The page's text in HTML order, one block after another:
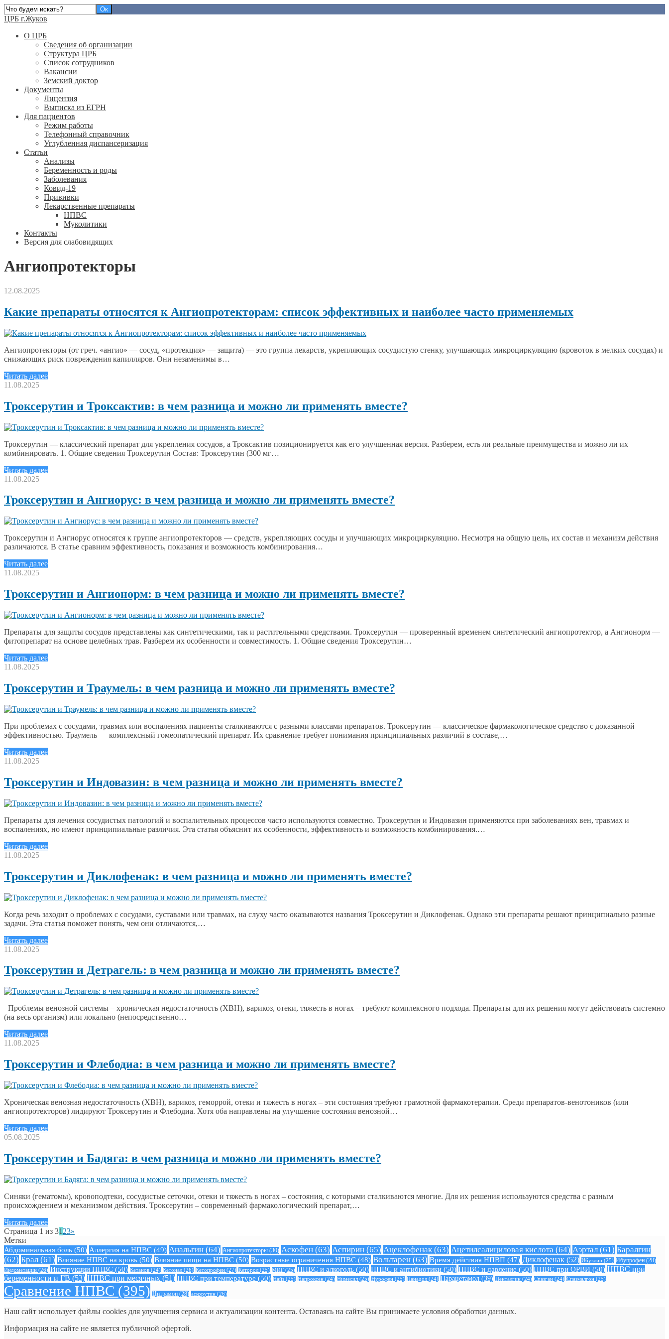
ЦРБ г.Жуков
О ЦРБ
Сведения об организации
Структура ЦРБ
Список сотрудников
Вакансии
Земский доктор
Документы
Лицензия
Выписка из ЕГРН
Для пациентов
Режим работы
Телефонный справочник
Углубленная диспансеризация
Статьи
Анализы
Беременность и роды
Заболевания
Ковид-19
Прививки
Лекарственные препараты
НПВС
Муколитики
Контакты
Версия для слабовидящих
Ангиопротекторы
12.08.2025
Какие препараты относятся к Ангиопротекторам: список эффективных и наиболее часто применяемых
Ангиопротекторы (от греч. «ангио» — сосуд, «протекция» — защита) — это группа лекарств, укрепляющих сосудистую стенку, улучшающих микроциркуляцию (кровоток в мелких сосудах) и
снижающих риск повреждения капилляров. Они незаменимы в…
Читать далее
11.08.2025
Троксерутин и Троксактив: в чем разница и можно ли применять вместе?
Троксерутин — классический препарат для укрепления сосудов, а Троксактив позиционируется как его улучшенная версия. Разберем, есть ли реальные преимущества и можно ли их
комбинировать. 1. Общие сведения Троксерутин Состав: Троксерутин (300 мг…
Читать далее
11.08.2025
Троксерутин и Ангиорус: в чем разница и можно ли применять вместе?
Троксерутин и Ангиорус относятся к группе ангиопротекторов — средств, укрепляющих сосуды и улучшающих микроциркуляцию. Несмотря на общую цель, их состав и механизм действия
различаются. В статье сравним эффективность, показания и возможность комбинирования…
Читать далее
11.08.2025
Троксерутин и Ангионорм: в чем разница и можно ли применять вместе?
Препараты для защиты сосудов представлены как синтетическими, так и растительными средствами. Троксерутин — проверенный временем синтетический ангиопротектор, а Ангионорм —
фитопрепарат на основе целебных трав. Разберем их особенности и совместимость. 1. Общие сведения Троксерутин…
Читать далее
11.08.2025
Троксерутин и Траумель: в чем разница и можно ли применять вместе?
При проблемах с сосудами, травмах или воспалениях пациенты сталкиваются с разными классами препаратов. Троксерутин — классическое фармакологическое средство с доказанной
эффективностью. Траумель — комплексный гомеопатический препарат. Их сравнение требует понимания принципиальных различий в составе,…
Читать далее
11.08.2025
Троксерутин и Индовазин: в чем разница и можно ли применять вместе?
Препараты для лечения сосудистых патологий и воспалительных процессов часто используются совместно. Троксерутин и Индовазин применяются при заболеваниях вен, травмах и
воспалениях, но имеют принципиальные различия. Эта статья объяснит их особенности, эффективность и возможность комбинирования.…
Читать далее
11.08.2025
Троксерутин и Диклофенак: в чем разница и можно ли применять вместе?
Когда речь заходит о проблемах с сосудами, суставами или травмах, на слуху часто оказываются названия Троксерутин и Диклофенак. Однако эти препараты решают принципиально разные
задачи. Эта статья поможет понять, чем они отличаются,…
Читать далее
11.08.2025
Троксерутин и Детрагель: в чем разница и можно ли применять вместе?
Проблемы венозной системы – хроническая недостаточность (ХВН), варикоз, отеки, тяжесть в ногах – требуют комплексного подхода. Препараты для их решения могут действовать системно
(на весь организм) или локально (непосредственно…
Читать далее
11.08.2025
Троксерутин и Флебодиа: в чем разница и можно ли применять вместе?
Хроническая венозная недостаточность (ХВН), варикоз, геморрой, отеки и тяжесть в ногах – эти состояния требуют грамотной фармакотерапии. Среди препаратов-венотоников (или
ангиопротекторов) лидируют Троксерутин и Флебодиа. Хотя оба направлены на улучшение состояния венозной…
Читать далее
05.08.2025
Троксерутин и Бадяга: в чем разница и можно ли применять вместе?
Синяки (гематомы), кровоподтеки, сосудистые сеточки, отеки и тяжесть в ногах – состояния, с которыми сталкиваются многие. Для их решения используются средства с разным
происхождением и механизмом действия. Троксерутин – современный фармакологический препарат,…
Читать далее
Страница 1 из 31 23»
Метки
Абдоминальная боль (50) Аллергия на НПВС (49) Анальгин (64) Ангиопротекторы (30) Аскофен (63) Аспирин (65) Ацеклофенак (63) Ацетилсалициловая кислота (64) Аэртал (61) Баралгин
(62) Брал (61) Влияние НПВС на кровь (50) Влияние пищи на НПВС (50) Возрастные ограничения НПВС (48) Вольтарен (63) Время действия НПВП (47) Диклофенак (52) Ибуклин (25) Ибупрофен (28)
Индометацин (26) Инструкции НПВС (50) Кетанов (24) Кетонал (26) Кетопрофен (27) Кеторол (25) МИГ (25) НПВС и алкоголь (50) НПВС и антибиотики (50) НПВС и давление (50) НПВС при ОРВИ (50) НПВС при
беременности и ГВ (53) НПВС при месячных (51) НПВС при температуре (50) Найз (25) Напроксен (24) Нимесил (25) Нурофен (25) Панадол (24) Парацетамол (39) Пенталгин (24) Спазган (24) Спазмалгон (25)
Сравнение НПВС (395) Цитрамон (28) аскорутин (26)
Наш сайт использует файлы cookies для улучшения сервиса и актуализации контента. Оставаясь на сайте Вы принимаете условия обработки данных.
Информация на сайте не является публичной офертой.